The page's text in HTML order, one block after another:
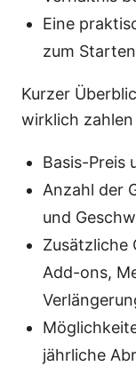
Eine
zum Starten
Kurzer
wirklich
Basis-Preis
Anzahl der
und
Zusätzliche
Add-ons,
jährliche